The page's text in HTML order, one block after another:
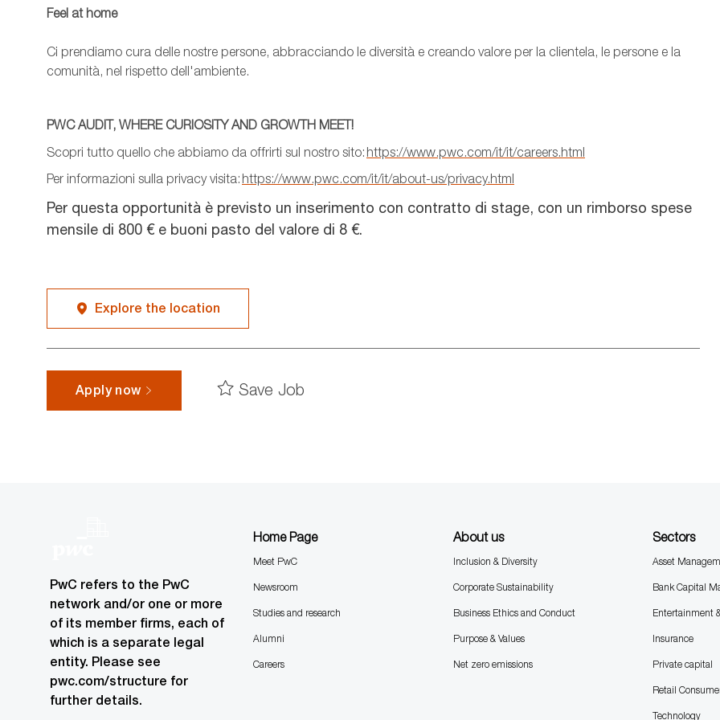
Feel athome
Ci prendiamo cura delle nostre persone, abbracciando le diversità e creando valore per la clientela, le persone e la
comunità, nel rispetto dell'ambiente.
PWC AUDIT, WHERE CURIOSITY AND GROWTH MEET!
Scopri tutto quello che abbiamo da offrirti sul nostro sito: https://www.pwc.com/it/it/careers.html
Per informazioni sulla privacy visita: https://www.pwc.com/it/it/about-us/privacy.html
Per questa opportunità è previsto un inserimento con contratto di stage, con un rimborso spese
mensile di 800 € e buoni pasto del valore di 8 €.
Explore the location
Apply now Save Job
PwC refers to the PwC
network and/or one or more
of its member firms, each of
which is a separate legal
entity. Please see
pwc.com/structure for
further details.
Home Page
Meet PwC
Newsroom
Studies and research
Alumni
Careers
About us
Inclusion & Diversity
Corporate Sustainability
Business Ethics and Conduct
Purpose & Values
Net zero emissions
Sectors
Asset
Bank Capital
Entertainment
Insurance
Private capital
Retail
Technology